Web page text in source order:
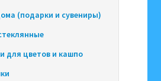
(подарки и сувениры)
для цветов и кашпо